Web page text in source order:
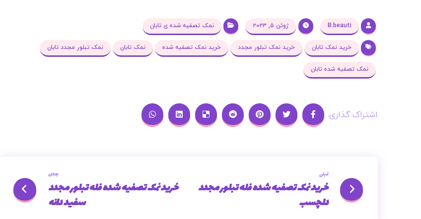
B.beauti ژوئن ۵, ۲۰۲۳ نمک تصفیه شده ی تابان
خرید نمک تابان خرید نمک تبلور مجدد خرید نمک تصفیه شده نمک تابان نمک تبلور مجدد تابان
نمک تصفیه شده تابان
قبلی
خرید نمک تصفیه شده فله تبلور مجدد
دلچسب
بعدی
خرید نمک تصفیه شده فله تبلور مجدد
سفید دانه